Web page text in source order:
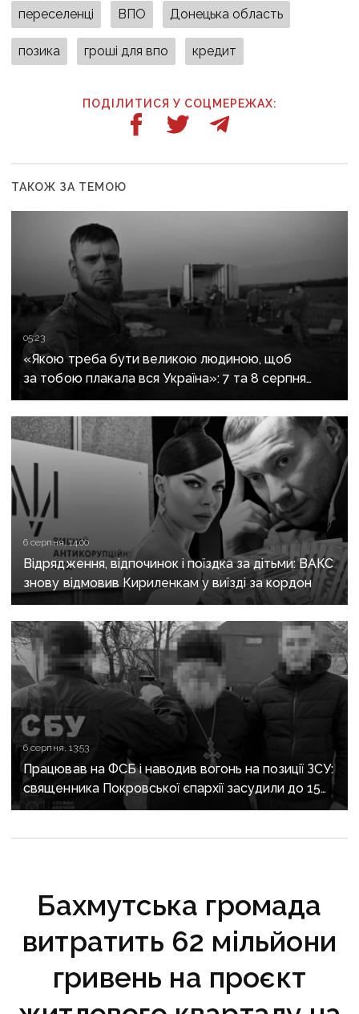
переселенці ВПО Донецька область
позика гроші для впо кредит
ПОДІЛИТИСЯ У СОЦМЕРЕЖАХ:
ТАКОЖ ЗА ТЕМОЮ
05:23
«Якою треба бути великою людиною, щоб
за тобою плакала вся Україна»: 7 та 8 серпня
прощаються із засновником організації
«Плацдарм» Олексієм Юковим
6 серпня, 14:00
Відрядження, відпочинок і поїздка за дітьми: ВАКС
знову відмовив Кириленкам у виїзді за кордон
6 серпня, 13:53
Працював на ФСБ і наводив вогонь на позиції ЗСУ:
священника Покровської єпархії засудили до 15
років
Бахмутська громада
витратить 62 мільйони
гривень на проєкт